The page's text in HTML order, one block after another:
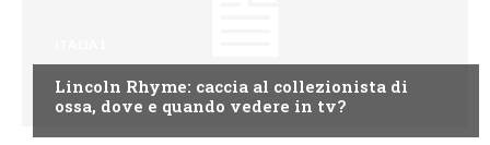
Lincoln Rhyme: caccia al collezionista di
ossa, dove e quando vedere in tv?